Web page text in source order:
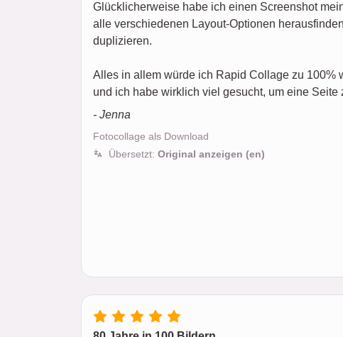
Glücklicherweise habe ich einen Screenshot
alle verschiedenen Layout-Optionen
duplizieren.
Alles in allem würde ich Rapid Collage zu 100%
und ich habe wirklich viel gesucht, um eine
- Jenna
Fotocollage als Download
Übersetzt: Original anzeigen (en)